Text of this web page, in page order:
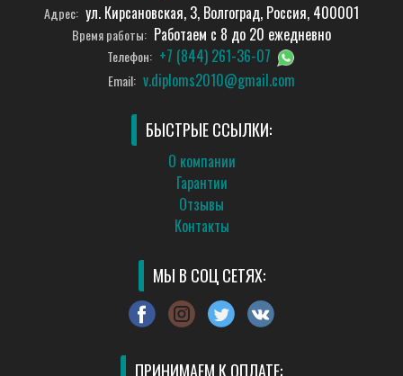
Адрес: ул. Кирсановская, 3, Волгоград, Россия, 400001
Время работы: Работаем с 8 до 20 ежедневно
Телефон: +7 (844) 261-36-07
Email: v.diploms2010@gmail.com
БЫСТРЫЕ ССЫЛКИ:
О компании
Гарантии
Отзывы
Контакты
МЫ В СОЦ СЕТЯХ:
ПРИНИМАЕМ К ОПЛАТЕ: